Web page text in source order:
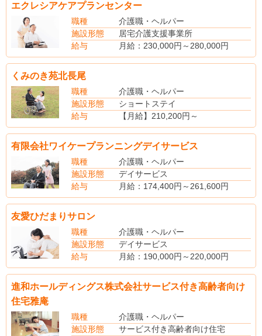
賞与年2回
エクレシアケアプランセンター
職種
介護職・ヘルパー
施設形態
居宅介護支援事業所
給与
月給：230,000円～280,000円
(試用期間は月給：210,000円)
くみのき苑北長尾
職種
介護職・ヘルパー
施設形態
ショートステイ
給与
【月給】210,200円～
【賞与】あり
【退職金制度】あり
有限会社ワイケープランニングデイサービス
職種
介護職・ヘルパー
施設形態
デイサービス
給与
月給：174,400円～261,600円
基本給：174,400円～261,600円
役職手当：5,000円～30,000円
友愛ひだまりサロン
職種
介護職・ヘルパー
施設形態
デイサービス
給与
月給：190,000円～220,000円
(手当内訳)
処遇改善加算手当：10,000円
賞与あり（昨年度実績・年2回・2.00ヶ月分支給）
進和ホールディングス株式会社サービス付き高齢者向け
住宅雅庵
職種
介護職・ヘルパー
施設形態
サービス付き高齢者向け住宅